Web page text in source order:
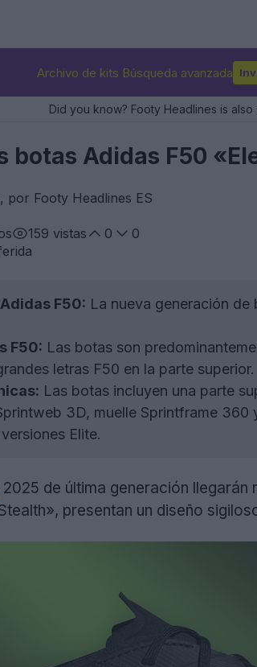
Archivo de kits Búsqueda avanzada
Did you know? Footy Headlines is
botas Adidas F50
por Footy Headlines ES
159 vistas 0
0
F50: La nueva generación
F50: Las botas son
letras F50 en la parte superior.
Las botas incluyen una parte
3D, muelle Sprintframe
Elite.
2025 de última generación
presentan un diseño